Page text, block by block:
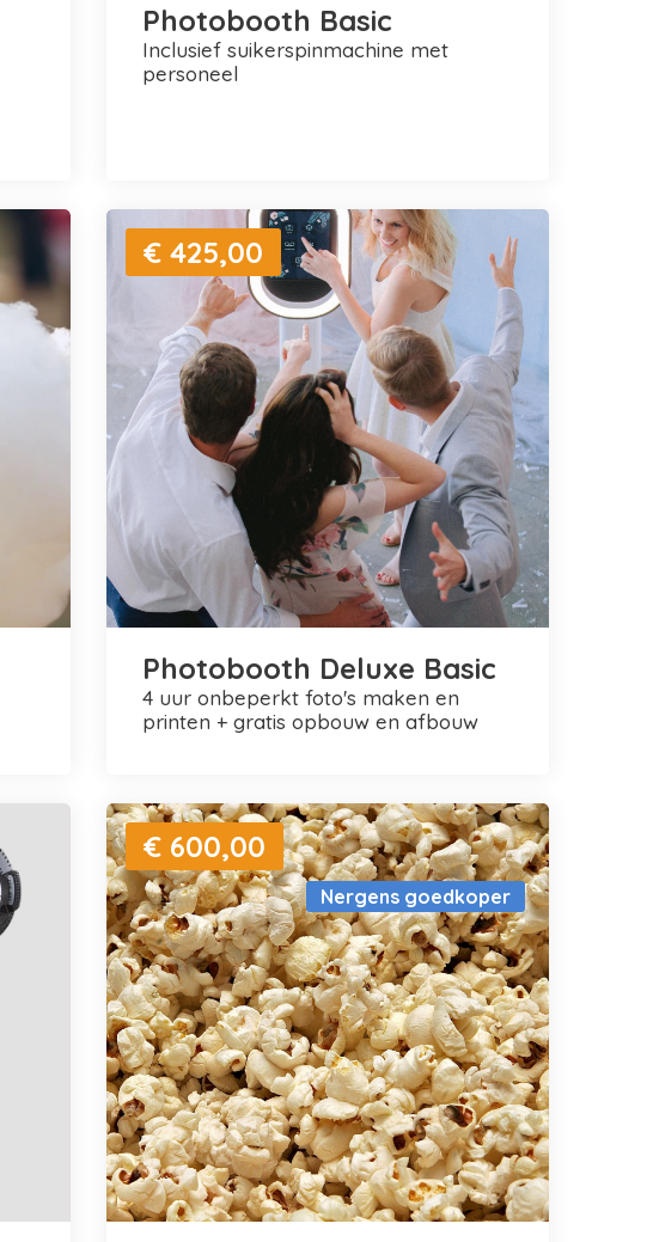
Photobooth Basic
inclusief suikerspinmachine met
personeel
€ 425,00
Photobooth Deluxe Basic
4 uur onbeperkt foto's maken en
printen + gratis opbouw en afbouw
Nergens goedkoper
€ 600,00